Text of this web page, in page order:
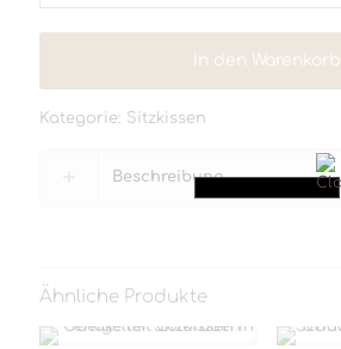
In den Warenkorb
Kategorie: Sitzkissen
Beschreibung
Ähnliche Produkte